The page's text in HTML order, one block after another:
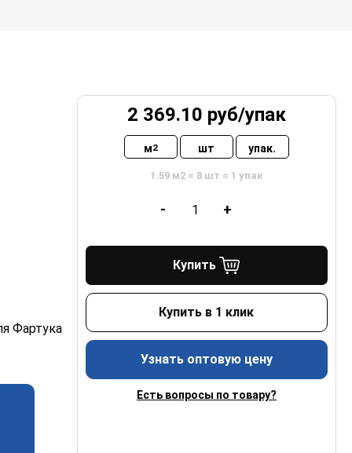
Фартука
2 369.10 руб/упак
м2 шт упак.
1.59 м2 = 8 шт = 1 упак
- +
Купить
Купить в 1 клик
Узнать оптовую цену
Есть вопросы по товару?